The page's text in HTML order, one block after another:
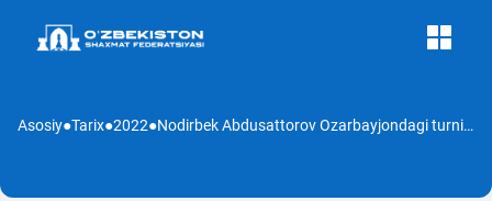
Asosiy●Tarix●2022● Nodirbek Abdusattorov Ozarbayjondagi turnirda ikkinchi o‘rinni egalladi.